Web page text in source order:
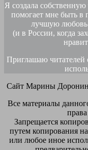
Я создала
помогает мне быть в
лучшую
(и в России, когда
Приглашаю читателей
Сайт Марины
Все материалы
Запрещается
путем копирования
или любое иное